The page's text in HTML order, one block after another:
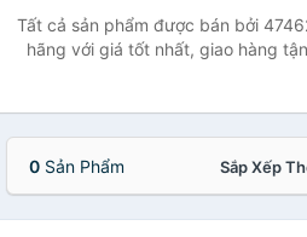
Tất cả sản phẩm được bán bởi
hãng với giá tốt nhất, giao hàng
0 Sản Phẩm Sắp Xếp